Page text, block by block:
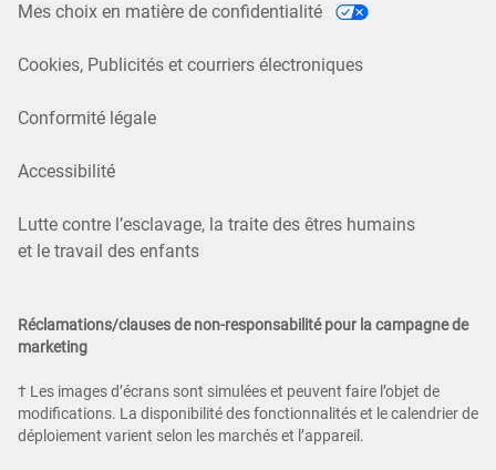
Mes choix en matière de confidentialité
Cookies, Publicités et courriers électroniques
Conformité légale
Accessibilité
Lutte contre l’esclavage, la traite des êtres humains
et le travail des enfants
Réclamations/clauses de non-responsabilité pour la campagne de
marketing
† Les images d’écrans sont simulées et peuvent faire l’objet de
modifications. La disponibilité des fonctionnalités et le calendrier de
déploiement varient selon les marchés et l’appareil.